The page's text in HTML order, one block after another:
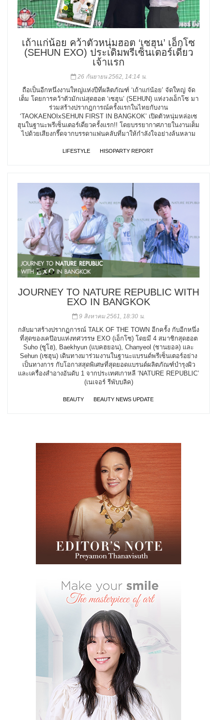
เถ้าแก่น้อย คว้าตัวหนุ่มฮอต ‘เซฮุน’ เอ็กโซ
(SEHUN EXO) ประเดิมพรีเซ็นเตอร์เดี่ยว
เจ้าแรก
26 กันยายน 2562, 14:14 น.
ถือเป็นอีกหนึ่งงานใหญ่แห่งปีที่ผลิตภัณฑ์ ‘เถ้าแก่น้อย’ จัดใหญ่ จัด
เต็ม โดยการคว้าตัวมักเน่สุดฮอต ‘เซฮุน’ (SEHUN) แห่งวงเอ็กโซ มา
ร่วมสร้างปรากฎการณ์ครั้งแรกในไทยกับงาน
‘TAOKAENOIxSEHUN FIRST IN BANGKOK’ เปิดตัวหนุ่มหล่อเซ
ฮุนในฐานะพรีเซ็นเตอร์เดี่ยวครั้งแรก!! โดยบรรยากาศภายในงานเต็ม
ไปด้วยเสียงกรี๊ดจากบรรดาแฟนคลับที่มาให้กำลังใจอย่างล้นหลาม
LIFESTYLE HISOPARTY REPORT
JOURNEY TO NATURE REPUBLIC WITH
EXO IN BANGKOK
9 สิงหาคม 2561, 18:30 น.
กลับมาสร้างปรากฏการณ์ TALK OF THE TOWN อีกครั้ง กับอีกหนึ่ง
ที่สุดของเคป๊อบแห่งทศวรรษ EXO (เอ็กโซ) โดยมี 4 สมาชิกสุดฮอต
Suho (ซูโฮ), Baekhyun (แบคฮยอน), Chanyeol (ชานยอล) และ
Sehun (เซฮุน) เดินทางมาร่วมงานในฐานะแบรนด์พรีเซ็นเตอร์อย่าง
เป็นทางการ กับโอกาสสุดพิเศษที่สุดยอดแบรนด์ผลิตภัณฑ์บำรุงผิว
และเครื่องสำอางอันดับ 1 จากประเทศเกาหลี ‘NATURE REPUBLIC’
(เนเจอร์ รีพับบลิค)
BEAUTY BEAUTY NEWS UPDATE